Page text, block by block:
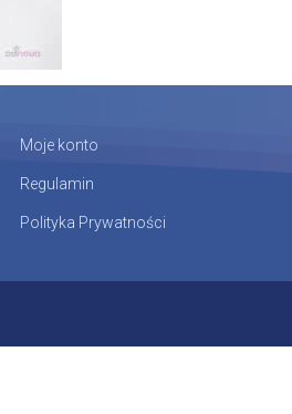
Moje konto
Regulamin
Polityka Prywatności